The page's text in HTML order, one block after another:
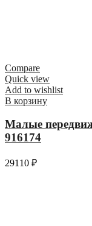
Compare
Quick view
Add to wishlist
В корзину
Малые
916174
29110 ₽